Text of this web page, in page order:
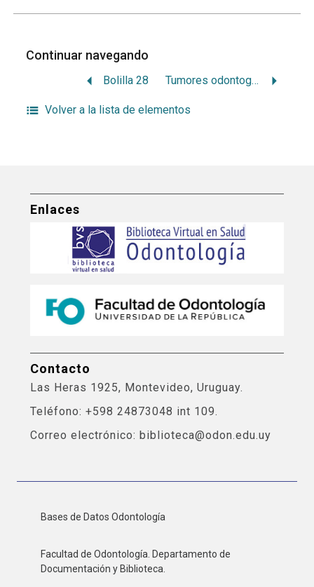
Continuar navegando
Bolilla 28 Tumores odontogénicos
Volver a la lista de elementos
Enlaces
Contacto
Las Heras 1925, Montevideo, Uruguay.
Teléfono: +598 24873048 int 109.
Correo electrónico: biblioteca@odon.edu.uy
Bases de Datos Odontología
Facultad de Odontología. Departamento de
Documentación y Biblioteca.